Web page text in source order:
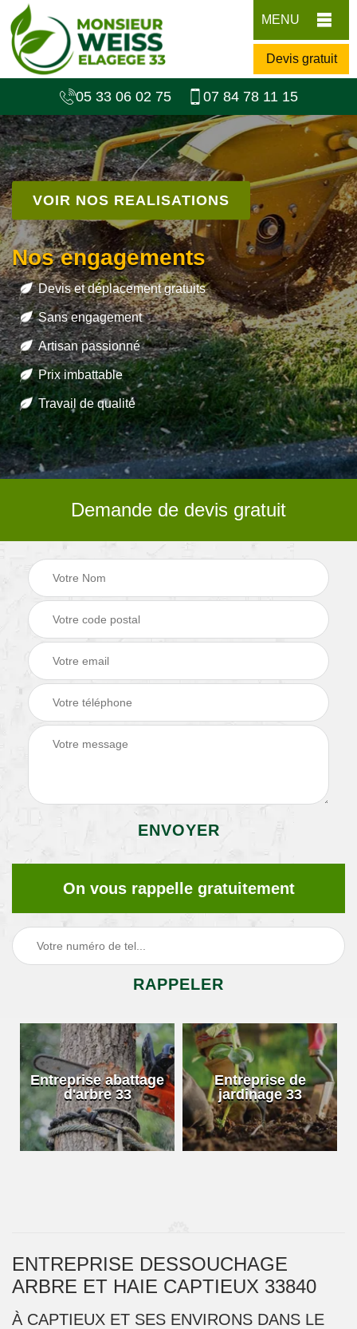
MENU
Devis gratuit
05 33 06 02 75 07 84 78 11 15
VOIR NOS REALISATIONS
Nos engagements
Devis et déplacement gratuits
Sans engagement
Artisan passionné
Prix imbattable
Travail de qualité
Demande de devis gratuit
On vous rappelle gratuitement
Entreprise abattage
d'arbre 33
Entreprise de
jardinage 33
ENTREPRISE DESSOUCHAGE
ARBRE ET HAIE CAPTIEUX 33840
À CAPTIEUX ET SES ENVIRONS DANS LE